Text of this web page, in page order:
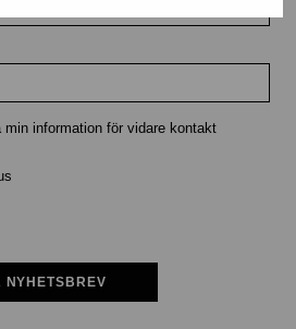
min information för vidare kontakt
NYHETSBREV